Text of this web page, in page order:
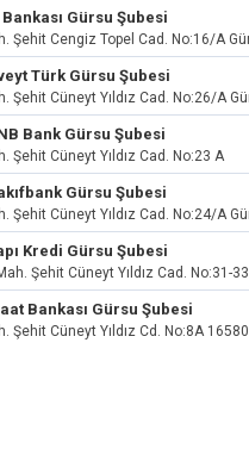
Bankası Gürsu Şubesi
Şehit Cengiz Topel Cad. No:16/A
Türk Gürsu Şubesi
Şehit Cüneyt Yıldız Cad. No:26/A
Bank Gürsu Şubesi
Şehit Cüneyt Yıldız Cad. No:23 A
Gürsu Şubesi
Şehit Cüneyt Yıldız Cad. No:24/A
Kredi Gürsu Şubesi
Şehit Cüneyt Yıldız Cad. No:31-
Bankası Gürsu Şubesi
Şehit Cüneyt Yıldız Cd. No:8A